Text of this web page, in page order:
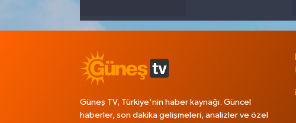
Güneş TV, Türkiye'nin haber kaynağı. Güncel
haberler, son dakika gelişmeleri, analizler ve özel